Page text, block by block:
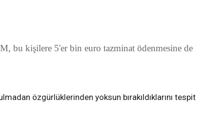
bu kişilere 5'er bin euro tazminat ödenmesine de
özgürlüklerinden yoksun bırakıldıklarını tespit